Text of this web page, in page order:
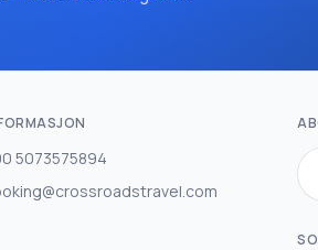
5073575894